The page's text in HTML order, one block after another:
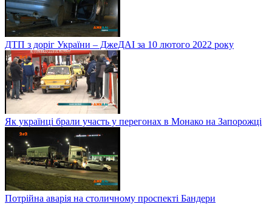
ДТП з доріг України – ДжеДАІ за 10 лютого 2022 року
Як українці брали участь у перегонах в Монако на Запорожці
Потрійна аварія на столичному проспекті Бандери